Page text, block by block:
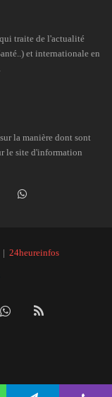
traite de l'actualité
et internationale en
la manière dont sont
le site d'information
Dailymotion
| 24heureinfos
WhatsApp
RSS